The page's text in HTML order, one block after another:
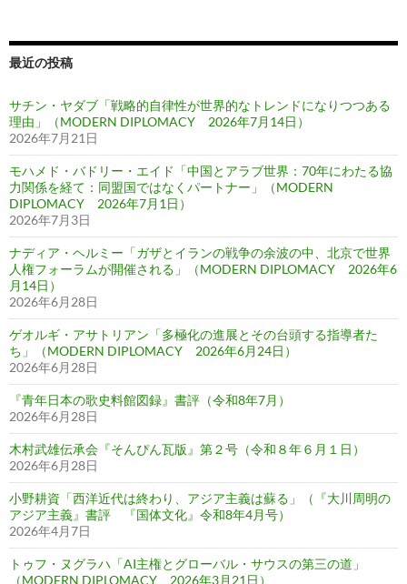
最近の投稿
サチン・ヤダブ「戦略的自律性が世界的なトレンドになりつつある
理由」（MODERN DIPLOMACY 2026年7月14日）
2026年7月21日
モハメド・バドリー・エイド「中国とアラブ世界：70年にわたる協
力関係を経て：同盟国ではなくパートナー」（MODERN
DIPLOMACY 2026年7月1日）
2026年7月3日
ナディア・ヘルミー「ガザとイランの戦争の余波の中、北京で世界
人権フォーラムが開催される」（MODERN DIPLOMACY 2026年6
月14日）
2026年6月28日
ゲオルギ・アサトリアン「多極化の進展とその台頭する指導者た
ち」（MODERN DIPLOMACY 2026年6月24日）
2026年6月28日
『青年日本の歌史料館図録』書評（令和8年7月）
2026年6月28日
木村武雄伝承会『そんぴん瓦版』第２号（令和８年６月１日）
2026年6月28日
小野耕資「西洋近代は終わり、アジア主義は蘇る」（『大川周明の
アジア主義』書評 『国体文化』令和8年4月号）
2026年4月7日
トゥフ・ヌグラハ「AI主権とグローバル・サウスの第三の道」
（MODERN DIPLOMACY 2026年3月21日）